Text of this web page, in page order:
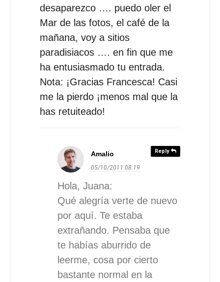
desaparezco …. puedo oler el
Mar de las fotos, el café de la
mañana, voy a sitios
paradisiacos …. en fin que me
ha entusiasmado tu entrada.
Nota: ¡Gracias Francesca! Casi
me la pierdo ¡menos mal que la
has retuiteado!
Reply
Amalio
05/10/2011 08:19
Hola, Juana:
Qué alegría verte de nuevo
por aquí. Te estaba
extrañando. Pensaba que
te habías aburrido de
leerme, cosa por cierto
bastante normal en la